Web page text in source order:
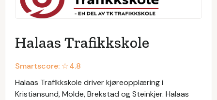
Halaas Trafikkskole
Smartscore: ☆4.8
Halaas Trafikkskole driver kjøreopplæring i
Kristiansund, Molde, Brekstad og Steinkjer. Halaas